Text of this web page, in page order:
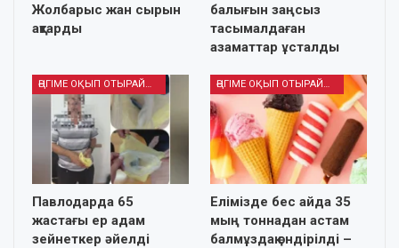
Жолбарыс жан сырын
ақтарды
балығын заңсыз
тасымалдаған
азаматтар ұсталды
ӘҢГІМЕ ОҚЫП ОТЫРАЙЫҚ
Павлодарда 65
жастағы ер адам
зейнеткер әйелді
ӘҢГІМЕ ОҚЫП ОТЫРАЙЫҚ
Елімізде бес айда 35
мың тоннадан астам
балмұздақ өндірілді –